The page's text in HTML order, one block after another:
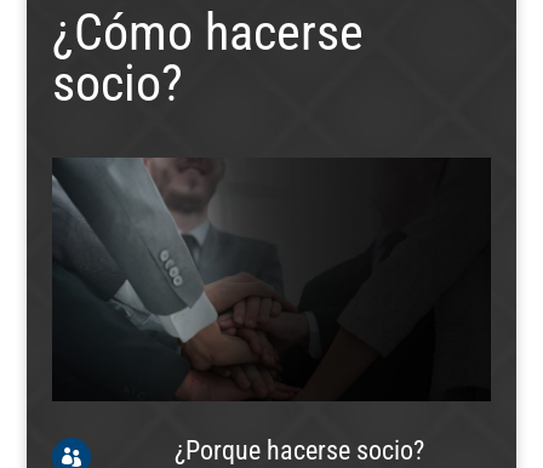
¿Cómo hacerse
socio?
 ¿Porque hacerse socio?